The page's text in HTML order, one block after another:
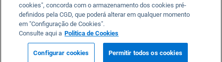
Caixa. Para todos e para cada um.
cookies", concorda com o armazenamento dos cookies pré-
definidos pela CGD, que poderá alterar em qualquer momento
em "Configuração de Cookies".
Consulte aqui a Politica de Cookies
Configurar cookies Permitir todos os cookies